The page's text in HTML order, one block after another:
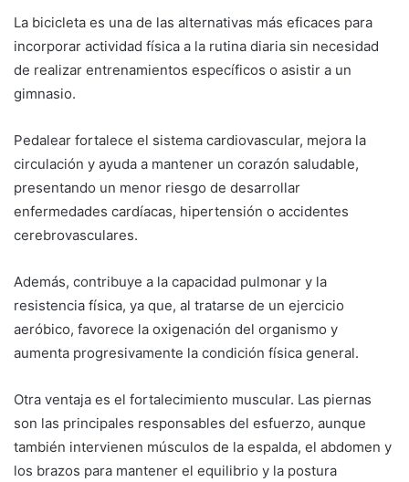
La bicicleta es una de las alternativas más eficaces para
incorporar actividad física a la rutina diaria sin necesidad
de realizar entrenamientos específicos o asistir a un
gimnasio.
Pedalear fortalece el sistema cardiovascular, mejora la
circulación y ayuda a mantener un corazón saludable,
presentando un menor riesgo de desarrollar
enfermedades cardíacas, hipertensión o accidentes
cerebrovasculares.
Además, contribuye a la capacidad pulmonar y la
resistencia física, ya que, al tratarse de un ejercicio
aeróbico, favorece la oxigenación del organismo y
aumenta progresivamente la condición física general.
Otra ventaja es el fortalecimiento muscular. Las piernas
son las principales responsables del esfuerzo, aunque
también intervienen músculos de la espalda, el abdomen y
los brazos para mantener el equilibrio y la postura